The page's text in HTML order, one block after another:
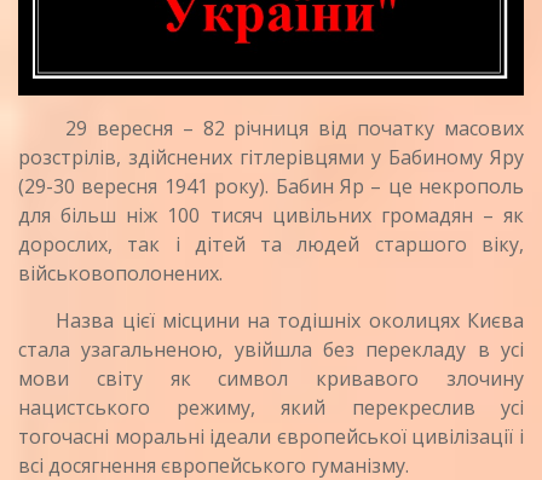
29 вересня – 82 річниця від початку масових
розстрілів, здійснених гітлерівцями у Бабиному Яру
(29-30 вересня 1941 року). Бабин Яр – це некрополь
для більш ніж 100 тисяч цивільних громадян – як
дорослих, так і дітей та людей старшого віку,
військовополонених.
Назва цієї місцини на тодішніх околицях Києва
стала узагальненою, увійшла без перекладу в усі
мови світу як символ кривавого злочину
нацистського режиму, який перекреслив усі
тогочасні моральні ідеали європейської цивілізації і
всі досягнення європейського гуманізму.